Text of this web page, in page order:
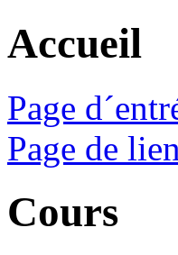
Accueil
Page
Page de
Cours